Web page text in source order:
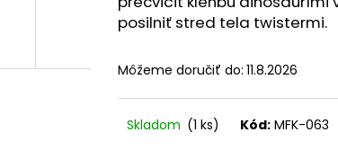
posilniť stred tela twistermi.
Môžeme doručiť do: 11.8.2026
Skladom (1 ks) Kód: MFK-063
DROBČEK SADY ORTOPEDICKÝCH
PODLÁH PRE NAJMENŠÍCH